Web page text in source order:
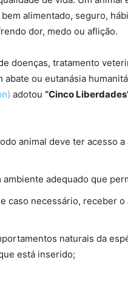
alimentado, seguro,
dor, medo ou aflição.
doenças, tratamento
abate ou eutanásia
adotou “Cinco
animal deve ter acesso
adequado que
caso necessário, receber
naturais da
está inserido;